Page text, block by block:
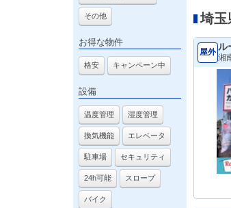
その他
お得な物件
格安 キャンペーン中
設備
温度管理 湿度管理
換気機能 エレベータ
駐車場 セキュリティ
24h可能 スロープ
バイク
埼玉
屋外 ル
湘